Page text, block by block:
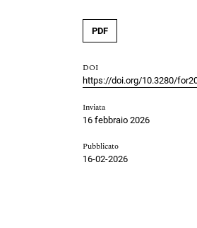
PDF
DOI
https://doi.org/10.3280/
Inviata
16 febbraio 2026
Pubblicato
16-02-2026